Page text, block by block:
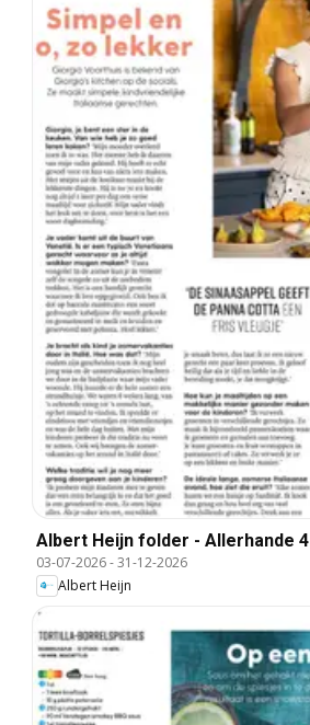
Albert Heijn folder - Allerhande 4
03-07-2026-31-12-2026
Albert Heijn